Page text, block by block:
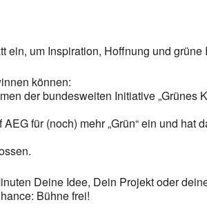
um Inspiration, Hoffnung und grüne
können:
der bundesweiten Initiative „Grünes
für (noch) mehr „Grün“ ein und hat
Deine Idee, Dein Projekt oder
Bühne frei!